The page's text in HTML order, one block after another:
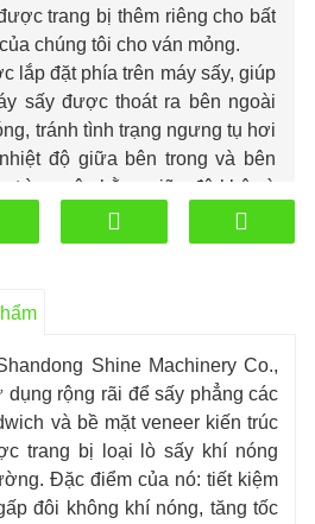
trang bị thêm riêng cho bất
chúng tôi cho ván mỏng.
lắp đặt phía trên máy sấy, giúp
sấy được thoát ra bên ngoài
tránh tình trạng ngưng tụ hơi
độ giữa bên trong và bên
trì sự cân bằng giữa độ khô và
sấy.
Shine Machinery Co.,
dụng rộng rãi để sấy phẳng các
và bề mặt veneer kiến ​​trúc
trang bị loại lò sấy khí nóng
Đặc điểm của nó: tiết kiệm
đôi không khí nóng, tăng tốc